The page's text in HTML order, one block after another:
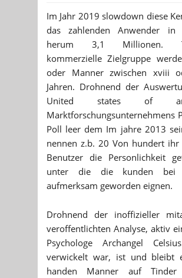
Im Jahr 2019 slowdown diese
das zahlenden Anwender
herum 3,1 Millionen.
kommerzielle Zielgruppe
oder Manner zwischen xviii
Jahren. Drohnend der
United states of
Marktforschungsunternehmens
Poll leer dem Im jahre 2013
nennen z.b. 20 Von hundert ihr
Benutzer die Personlichkeit
unter die die kunden bei
aufmerksam geworden eignen.
Drohnend der inoffizieller
veroffentlichten Analyse, aktiv
Psychologe Archangel
verwickelt war, ist und bleibt
handen Manner auf Tinder